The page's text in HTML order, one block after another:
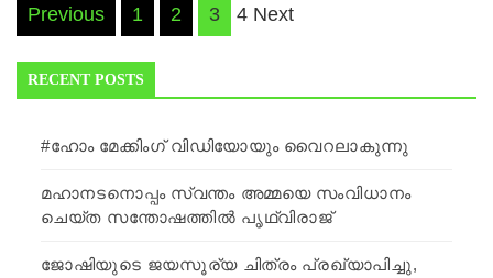
Posts
navigation
Previous 1 2 3 4 Next
RECENT POSTS
#ഹോം മേക്കിംഗ് വിഡിയോയും വൈറലാകുന്നു
മഹാനടനൊപ്പം സ്വന്തം അമ്മയെ സംവിധാനം
ചെയ്ത സന്തോഷത്തില്‍ പൃഥ്വിരാജ്
ജോഷിയുടെ ജയസൂര്യ ചിത്രം പ്രഖ്യാപിച്ചു,